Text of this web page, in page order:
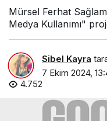
Mürsel Ferhat
Medya Kullanımı"
Sibel Kayra
7 Ekim 2024,
4.752